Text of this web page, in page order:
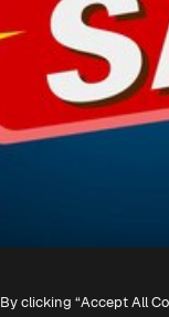
By clicking “Accept All